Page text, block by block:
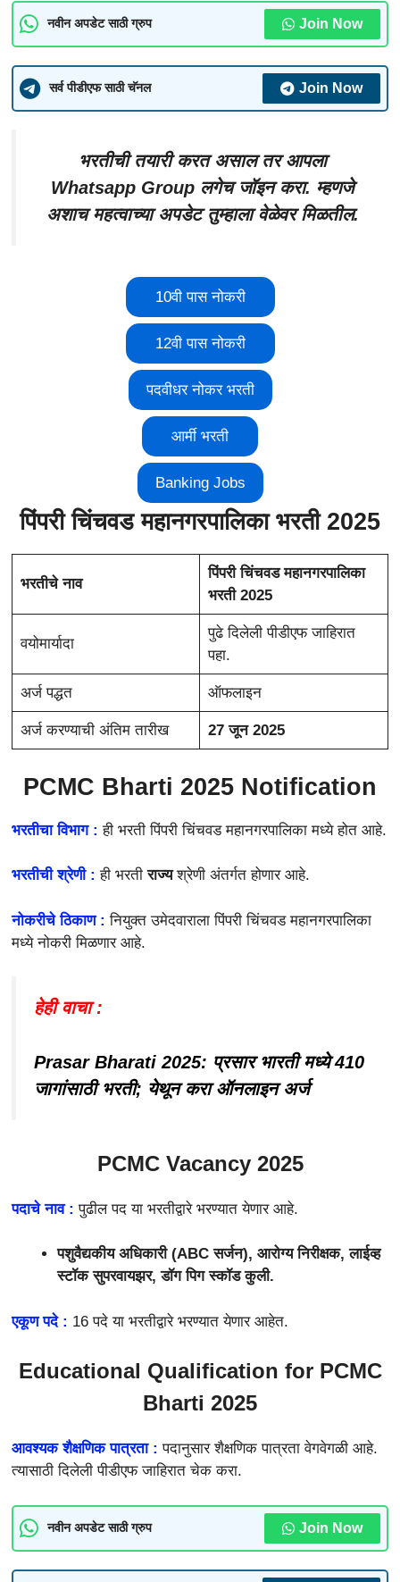
नवीन अपडेट साठी ग्रुप Join Now
सर्व पीडीएफ साठी चॅनल Join Now
भरतीची तयारी करत असाल तर आपला
Whatsapp Group लगेच जॉइन करा. म्हणजे
अशाच महत्वाच्या अपडेट तुम्हाला वेळेवर मिळतील.
10वी पास नोकरी
12वी पास नोकरी
पदवीधर नोकर भरती
आर्मी भरती
Banking Jobs
पिंपरी चिंचवड महानगरपालिका भरती 2025
भरतीचे नाव
पिंपरी चिंचवड महानगरपालिका
भरती 2025
वयोमार्यादा
पुढे दिलेली पीडीएफ जाहिरात
पहा.
अर्ज पद्धत ऑफलाइन
अर्ज करण्याची अंतिम तारीख 27 जून 2025
PCMC Bharti 2025 Notification
भरतीचा विभाग : ही भरती पिंपरी चिंचवड महानगरपालिका मध्ये होत आहे.
भरतीची श्रेणी : ही भरतीराज्यश्रेणी अंतर्गत होणार आहे.
नोकरीचे ठिकाण : नियुक्त उमेदवाराला पिंपरी चिंचवड महानगरपालिका
मध्ये नोकरी मिळणार आहे.
हेही वाचा :
Prasar Bharati 2025: प्रसार भारती मध्ये 410
जागांसाठी भरती; येथून करा ऑनलाइन अर्ज
PCMC Vacancy 2025
पदाचे नाव :पुढील पद या भरतीद्वारे भरण्यात येणार आहे.
पशुवैद्यकीय अधिकारी (ABC सर्जन), आरोग्य निरीक्षक, लाईव्ह
स्टॉक सुपरवायझर, डॉग पिग स्कॉड कुली.
एकूण पदे : 16 पदे या भरतीद्वारे भरण्यात येणार आहेत.
Educational Qualification for PCMC
Bharti 2025
आवश्यक शैक्षणिक पात्रता :पदानुसार शैक्षणिक पात्रता वेगवेगळी आहे.
त्यासाठी दिलेली पीडीएफ जाहिरात चेक करा.
नवीन अपडेट साठी ग्रुप Join Now